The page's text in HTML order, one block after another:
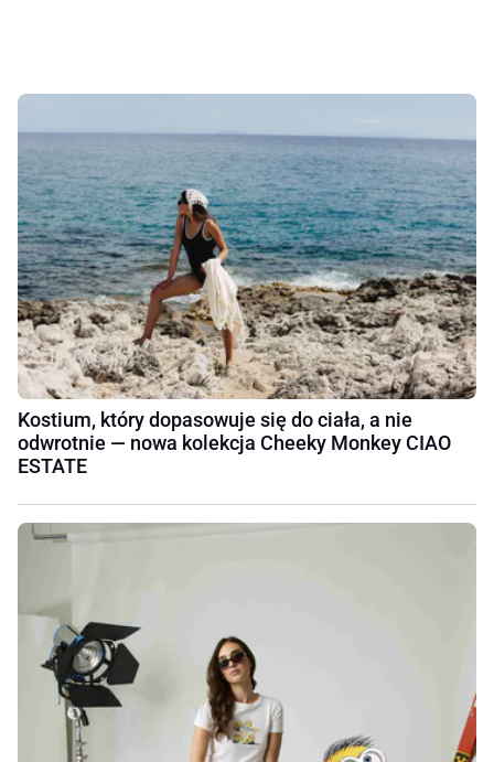
Kostium, który dopasowuje się do ciała, a nie
odwrotnie — nowa kolekcja Cheeky Monkey CIAO
ESTATE